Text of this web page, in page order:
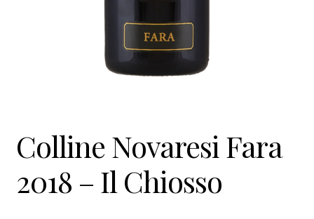
Colline Novaresi Fara
2018 – Il Chiosso